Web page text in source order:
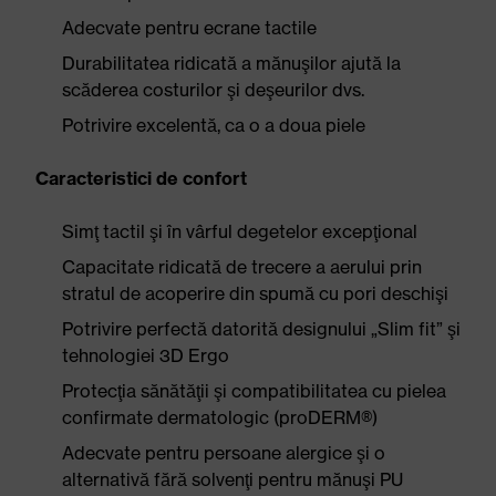
Adecvate pentru ecrane tactile
Durabilitatea ridicată a mănuşilor ajută la
scăderea costurilor şi deşeurilor dvs.
Potrivire excelentă, ca o a doua piele
Caracteristici de confort
Simţ tactil şi în vârful degetelor excepţional
Capacitate ridicată de trecere a aerului prin
stratul de acoperire din spumă cu pori deschişi
Potrivire perfectă datorită designului „Slim fit” şi
tehnologiei 3D Ergo
Protecţia sănătăţii şi compatibilitatea cu pielea
confirmate dermatologic (proDERM®)
Adecvate pentru persoane alergice şi o
alternativă fără solvenţi pentru mănuşi PU